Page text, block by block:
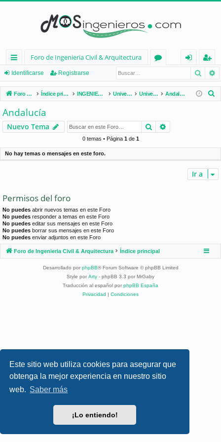
Este sitio web utiliza cookies para asegurar que
obtenga la mejor experiencia en nuestro sitio
web. Saber más
¡Lo entiendo!
nl
ac
es
rá
pi
d
Foro de Ingenieria Civil & Arquitectura
os
nt
ifi
e
eg
ist
ra
Identificarse Registrarse
Foro de Ingenieria Civil & Arquitectura Índice principal INGENIERÍA CIVIL (España) Universidades de España Universidades por Comunidades Andalucía
r
Andalucía
Nuevo Tema Buscar
0 temas • Página 1de 1
No hay temas o mensajes en este foro.
Ir a
Permisos del foro
No puedes abrir nuevos temas en este Foro
No puedes responder a temas en este Foro
No puedes editar sus mensajes en este Foro
No puedes borrar sus mensajes en este Foro
No puedes enviar adjuntos en este Foro
Foro de Ingenieria Civil & Arquitectura Índice principal
Desarrollado por phpBB® Forum Software © phpBB Limited
Style por Arty - phpBB 3.3 por MrGaby
Traducción al español por phpBB España
Privacidad | Condiciones